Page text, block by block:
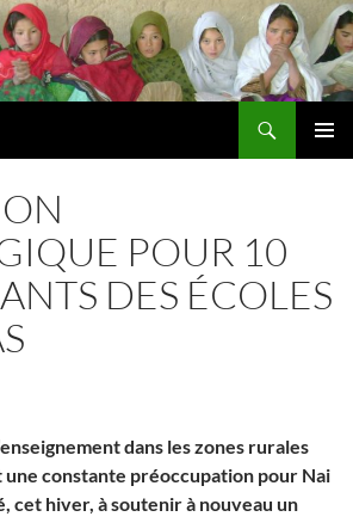
POUR 10
DES ÉCOLES
dans les zones rurales
une constante préoccupation pour Nai
cet hiver, à soutenir à nouveau un